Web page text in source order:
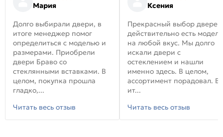
Мария
Долго выбирали двери, в
итоге менеджер помог
определиться с моделью и
размерами. Приобрели
двери Браво со
стеклянными вставками. В
целом, покупка прошла
гладко,...
Читать весь отзыв
Ксения
Прекрасный выбор
действительно есть модели
на любой вкус. Мы долго
искали двери с
остеклением и нашли
именно здесь. В целом,
ассортимент порадовал. В
ит...
Читать весь отзыв